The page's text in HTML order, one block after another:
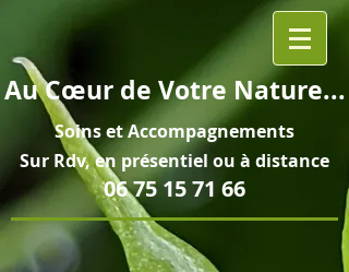
AuCœurde Votre Nature...
Soins etAccompagnements
Sur Rdv, en présentiel ou à distance
06 75 15 71 66